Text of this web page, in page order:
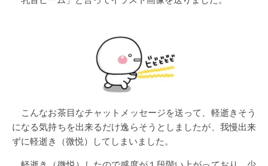
こんなお茶目なチャットメッセージを送って、軽逝きそう
になる気持ちを出来るだけ逸らそうとしましたが、我慢出来
ずに軽逝き（微悦）してしまいました。